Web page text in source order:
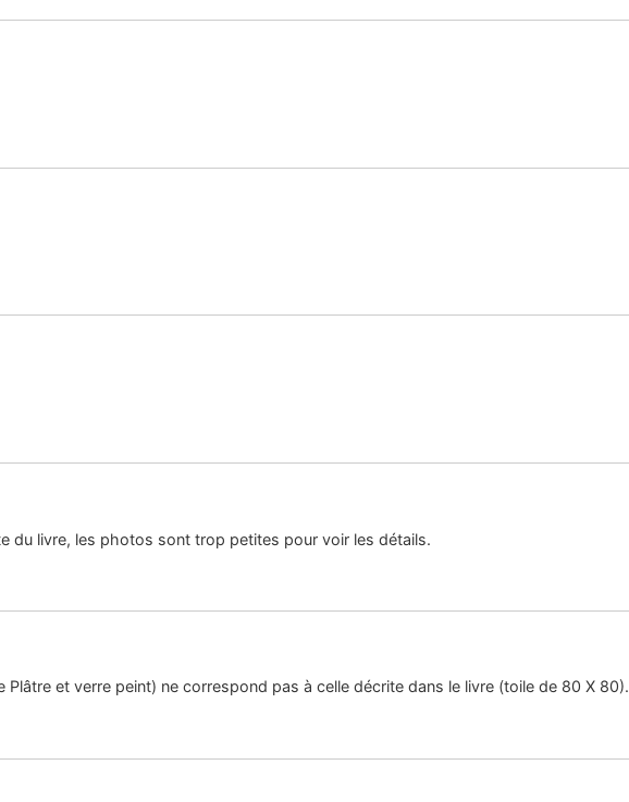
du livre, les photos sont trop petites pour voir les détails.
Plâtre et verre peint) ne correspond pas à celle décrite dans le livre (toile de 80 X 80).